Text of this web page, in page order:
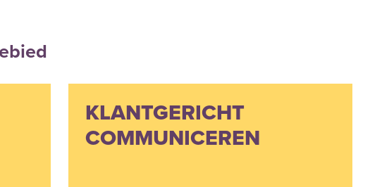
KLANTGERICHT
COMMUNICEREN